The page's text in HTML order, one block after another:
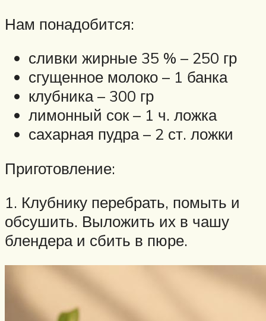
Нам понадобится:
сливки жирные 35 % – 250 гр
сгущенное молоко – 1 банка
клубника – 300 гр
лимонный сок – 1 ч. ложка
сахарная пудра – 2 ст. ложки
Приготовление:
1. Клубнику перебрать, помыть и
обсушить. Выложить их в чашу
блендера и сбить в пюре.